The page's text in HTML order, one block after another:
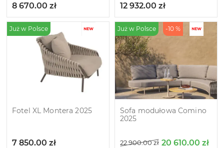
8 670.00 zł 12 932.00 zł
Już w Polsce
Fotel XL Montera 2025
7 850.00 zł
Już w Polsce -10 %
Sofa modułowa Comino
2025
22 900.00zł 20 610.00 zł